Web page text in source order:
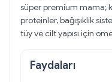
süper premium mama;
proteinler, bağışıklık
tüy ve cilt yapısı için
Faydaları